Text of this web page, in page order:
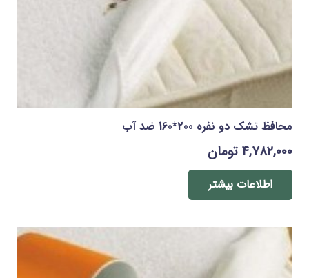
محافظ تشک دو نفره 200*160 ضد آب
۴,۷۸۲,۰۰۰ تومان
اطلاعات بیشتر